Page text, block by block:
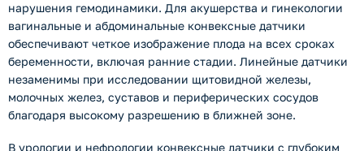
нарушения гемодинамики. Для акушерства и гинекологии
вагинальные и абдоминальные конвексные датчики
обеспечивают четкое изображение плода на всех сроках
беременности, включая ранние стадии. Линейные датчики
незаменимы при исследовании щитовидной железы,
молочных желез, суставов и периферических сосудов
благодаря высокому разрешению в ближней зоне.
В урологии и нефрологии конвексные датчики с глубоким